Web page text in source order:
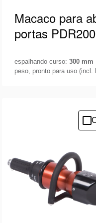
Macaco para
portas PDR200
espalhando curso: 300 mm
peso, pronto para uso (incl.
bateria. Projetado
de portas com